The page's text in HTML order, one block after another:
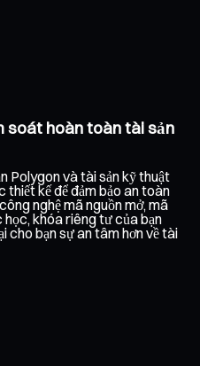
soát hoàn toàn tài sản
Polygon và tài sản kỹ thuật
thiết kế để đảm bảo an toàn
nghệ mã nguồn mở, mã
học, khóa riêng tư của bạn
cho bạn sự an tâm hơn về tài